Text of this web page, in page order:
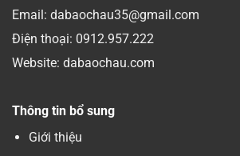
Email: dabaochau35@gmail.com
Điện thoại: 0912.957.222
Website: dabaochau.com
Thông tin bổ sung
Giới thiệu